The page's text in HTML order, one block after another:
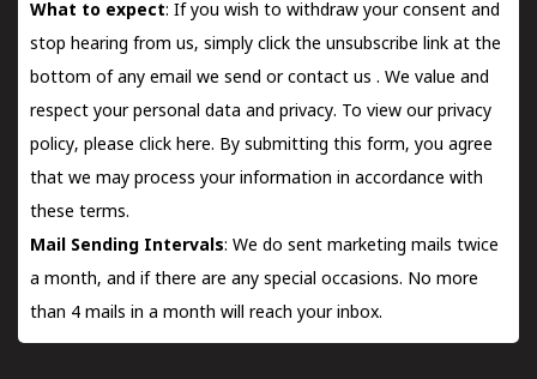
What to expect: If you wish to withdraw your consent and
stop hearing from us, simply click the unsubscribe link at the
bottom of any email we send orcontact us . We value and
respect your personal data and privacy. To view our privacy
policy, please click here. By submitting this form, you agree
that we may process your information in accordance with
these terms.
Mail Sending Intervals: We do sent marketing mails twice
a month, and if there are any special occasions. No more
than 4 mails in a month will reach your inbox.